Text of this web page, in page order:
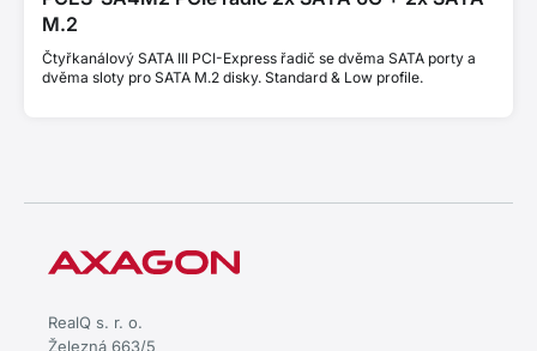
M.2
Čtyřkanálový SATA III PCI-Express řadič se dvěma SATA porty a
dvěma sloty pro SATA M.2 disky. Standard & Low profile.
RealQ s. r. o.
Železná 663/5